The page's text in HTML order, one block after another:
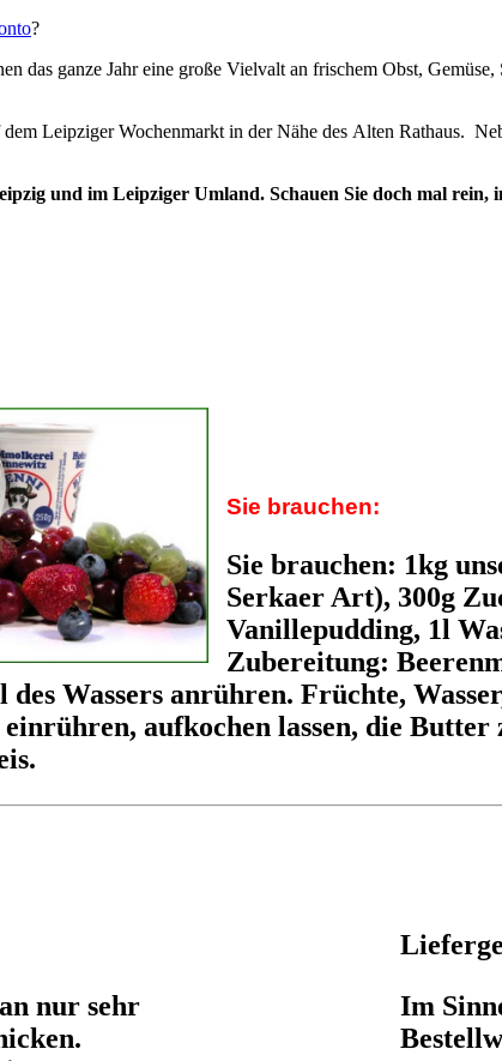
?
das ganze Jahr eine große Vielvalt an frischem Obst,
Leipziger Wochenmarkt in der Nähe des Alten Rathaus.
und im Leipziger Umland. Schauen Sie doch mal rein,
Sie brauchen:
Sie brauchen: 1kg
Serkaer Art), 300g
Vanillepudding, 1l
Zubereitung:
Wassers anrühren. Früchte,
aufkochen lassen, die Butter
nur sehr
Im